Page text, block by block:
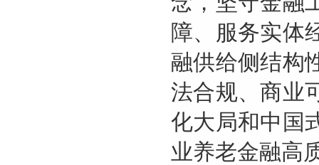
障、服务实体
融供给侧结构
法合规、商业
化大局和中国
业养老金融高